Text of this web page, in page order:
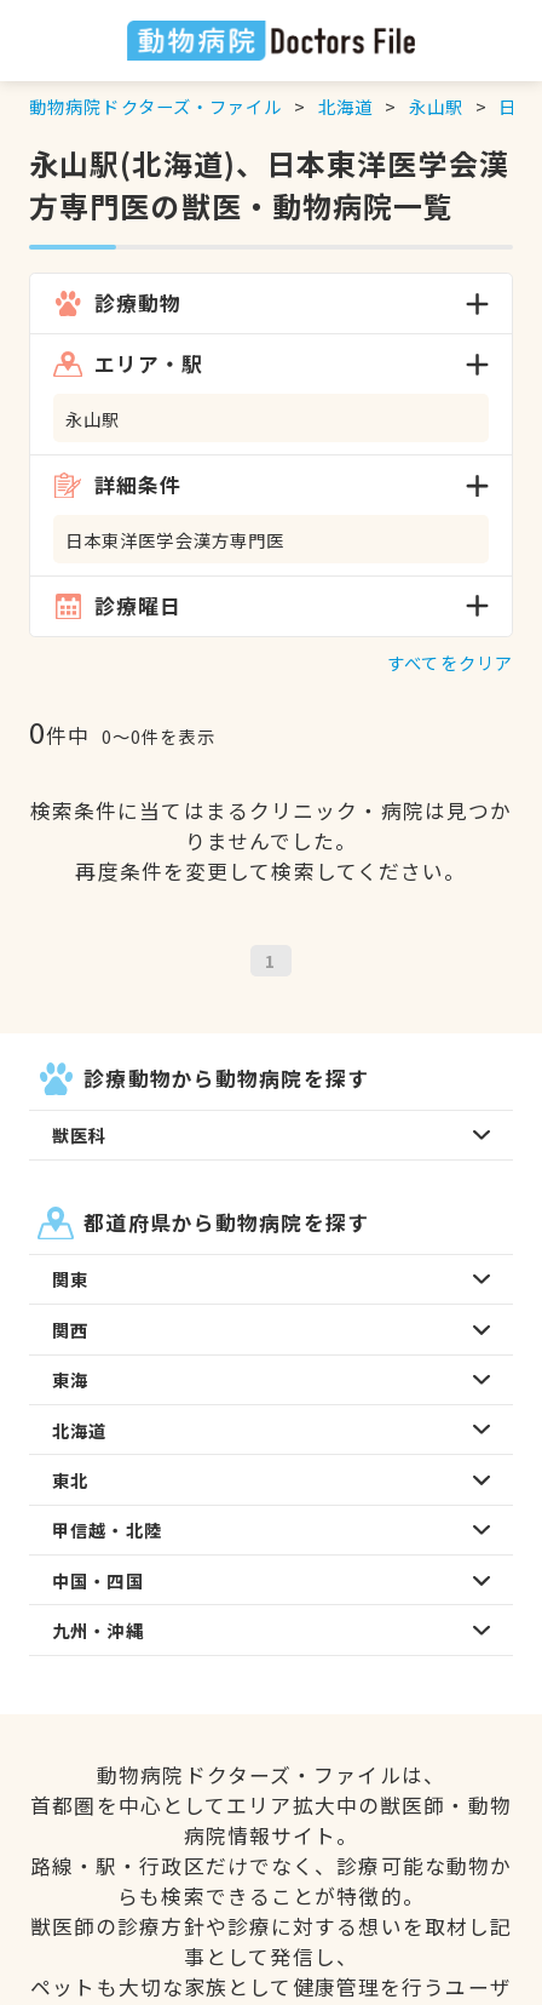
動物病院ドクターズ・ファイル 北海道 永山駅 日本
永山駅(北海道)、日本東洋医学会漢
方専門医の獣医・動物病院一覧
診療動物
エリア・駅
永山駅
詳細条件
日本東洋医学会漢方専門医
診療曜日
すべてをクリア
0件中 0〜0件を表示
検索条件に当てはまるクリニック・病院は見つか
りませんでした。
再度条件を変更して検索してください。
1
診療動物から動物病院を探す
獣医科
都道府県から動物病院を探す
関東
関西
東海
北海道
東北
甲信越・北陸
中国・四国
九州・沖縄
動物病院ドクターズ・ファイルは、
首都圏を中心としてエリア拡大中の獣医師・動物
病院情報サイト。
路線・駅・行政区だけでなく、診療可能な動物か
らも検索できることが特徴的。
獣医師の診療方針や診療に対する想いを取材し記
事として発信し、
ペットも大切な家族として健康管理を行うユーザ